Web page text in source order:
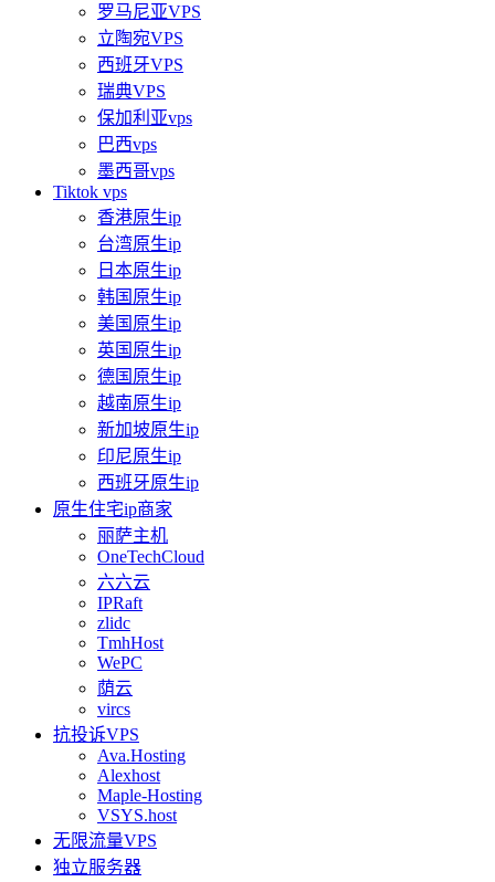
罗马尼亚VPS
立陶宛VPS
西班牙VPS
瑞典VPS
保加利亚vps
巴西vps
墨西哥vps
Tiktok vps
香港原生ip
台湾原生ip
日本原生ip
韩国原生ip
美国原生ip
英国原生ip
德国原生ip
越南原生ip
新加坡原生ip
印尼原生ip
西班牙原生ip
原生住宅ip商家
丽萨主机
OneTechCloud
六六云
IPRaft
zlidc
TmhHost
WePC
荫云
vircs
抗投诉VPS
Ava.Hosting
Alexhost
Maple-Hosting
VSYS.host
无限流量VPS
独立服务器